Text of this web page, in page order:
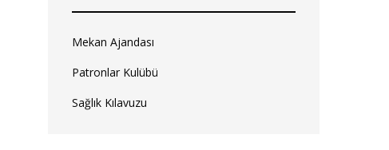
Mekan Ajandası
Patronlar Kulübü
Sağlık Kılavuzu